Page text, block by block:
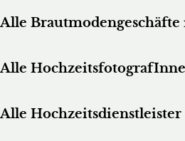
Alle Brautmodengeschäfte
Alle
Alle Hochzeitsdienstleister